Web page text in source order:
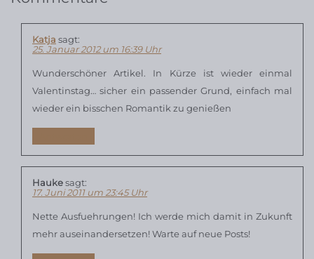
Katja sagt:
25. Januar 2012 um 16:39 Uhr
Wunderschöner Artikel. In Kürze ist wieder einmal
Valentinstag… sicher ein passender Grund, einfach mal
wieder ein bisschen Romantik zu genießen
Haukesagt:
17. Juni 2011 um 23:45 Uhr
Nette Ausfuehrungen! Ich werde mich damit in Zukunft
mehr auseinandersetzen! Warte auf neue Posts!